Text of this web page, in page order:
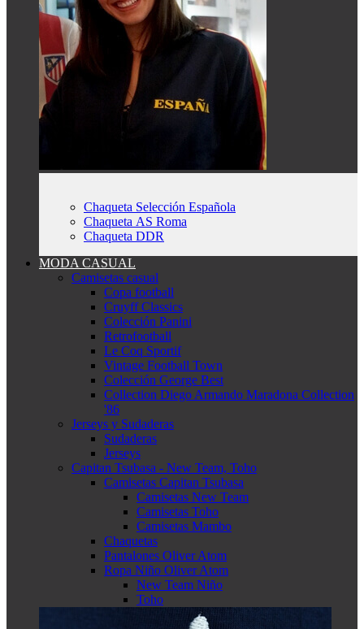
Chaqueta Selección Española
Chaqueta AS Roma
Chaqueta DDR
MODA CASUAL
Camisetas casual
Copa football
Cruyff Classics
Colección Panini
Retrofootball
Le Coq Sportif
Vintage Football Town
Colección George Best
Collection Diego Armando Maradona Collection
'86
Jerseys y Sudaderas
Sudaderas
Jerseys
Capitan Tsubasa - New Team, Toho
Camisetas Capitan Tsubasa
Camisetas New Team
Camisetas Toho
Camisetas Mambo
Chaquetas
Pantalones Oliver Atom
Ropa Niño Oliver Atom
New Team Niño
Toho